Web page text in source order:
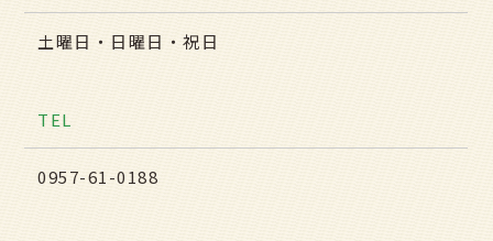
土曜日・日曜日・祝日
TEL
0957-61-0188